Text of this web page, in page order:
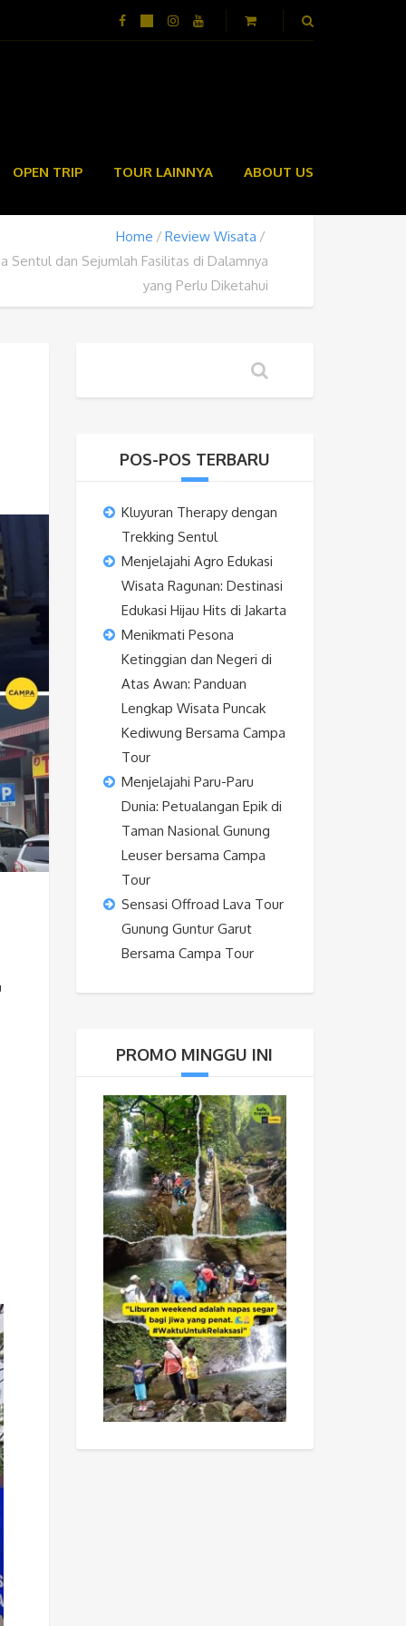
OPEN TRIP TOUR LAINNYA ABOUT US
Home
Review Wisata
Sentul dan Sejumlah Fasilitas di Dalamnya
yang Perlu Diketahui
POS-POS TERBARU
Kluyuran Therapy dengan
Trekking Sentul
Menjelajahi Agro Edukasi
Wisata Ragunan: Destinasi
Edukasi Hijau Hits di Jakarta
Menikmati Pesona
Ketinggian dan Negeri di
Atas Awan: Panduan
Lengkap Wisata Puncak
Kediwung Bersama Campa
Tour
Menjelajahi Paru-Paru
Dunia: Petualangan Epik di
Taman Nasional Gunung
Leuser bersama Campa
Tour
Sensasi Offroad Lava Tour
Gunung Guntur Garut
Bersama Campa Tour
PROMO MINGGU INI